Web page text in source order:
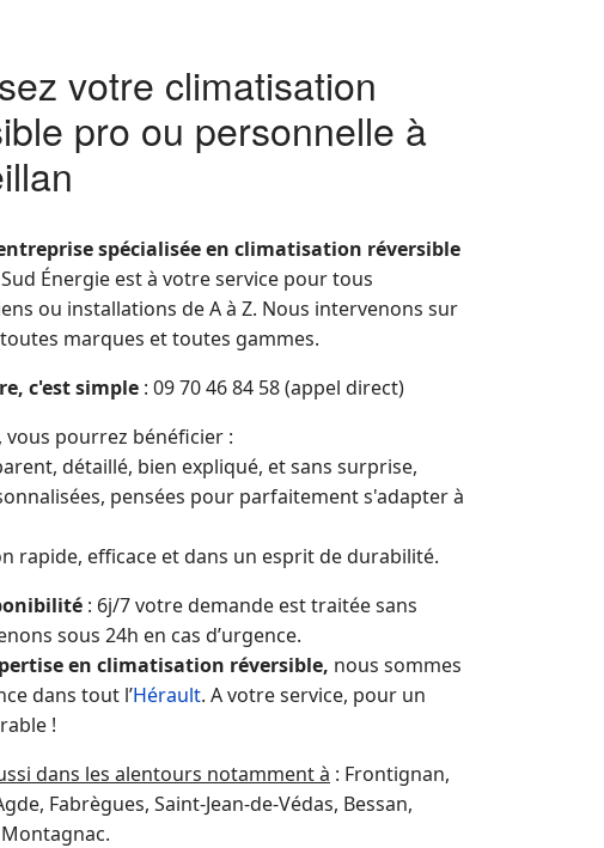
votre climatisation
pro ou personnelle à
spécialisée en climatisation réversible
Énergie est à votre service pour tous
ou installations de A à Z. Nous intervenons sur
marques et toutes gammes.
c'est simple : 09 70 46 84 58 (appel direct)
vous pourrez bénéficier :
détaillé, bien expliqué, et sans surprise,
pensées pour parfaitement s'adapter à
rapide, efficace et dans un esprit de durabilité.
: 6j/7 votre demande est traitée sans
sous 24h en cas d’urgence.
en climatisation réversible, nous sommes
dans tout l’Hérault. A votre service, pour un
!
dans les alentours notamment à : Frontignan,
Fabrègues, Saint-Jean-de-Védas, Bessan,